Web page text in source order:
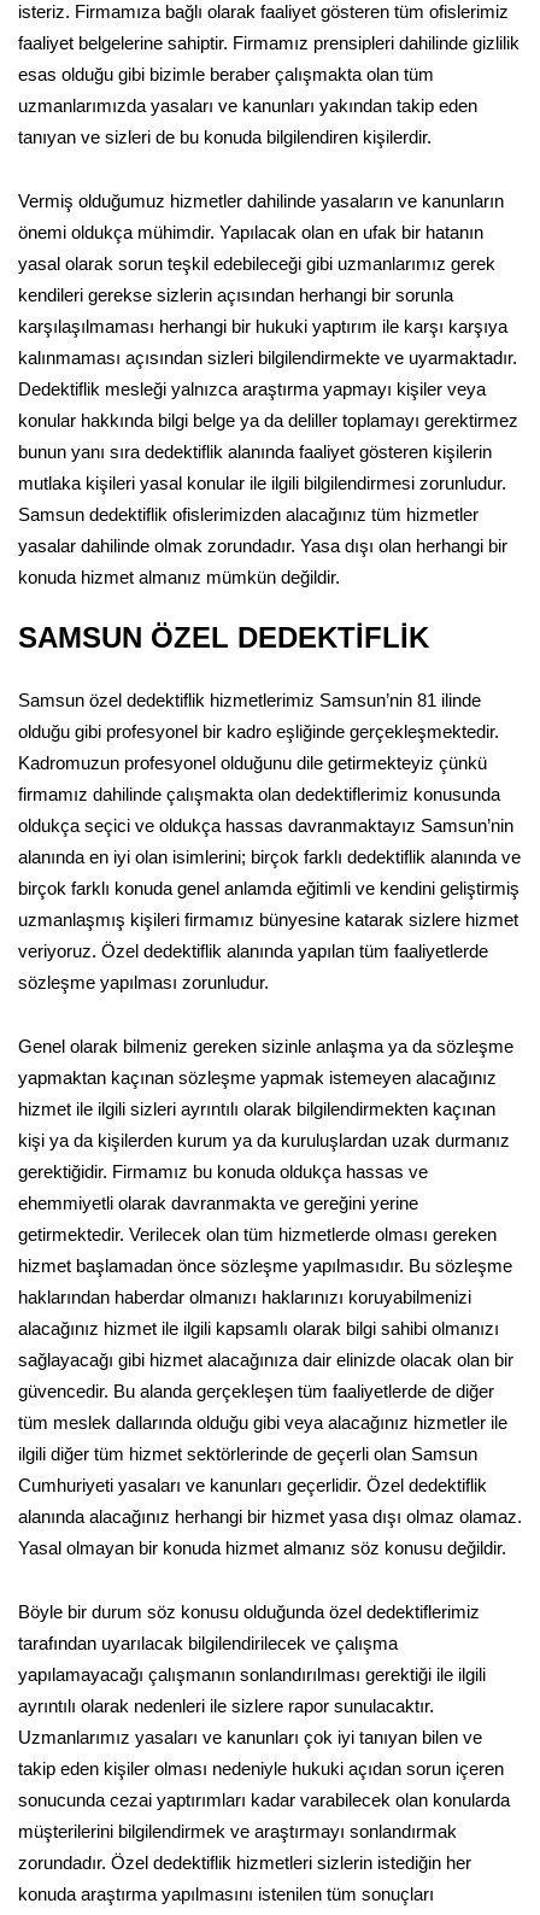
isteriz. Firmamıza bağlı olarak faaliyet gösteren tüm ofislerimiz
faaliyet belgelerine sahiptir. Firmamız prensipleri dahilinde gizlilik
esas olduğu gibi bizimle beraber çalışmakta olan tüm
uzmanlarımızda yasaları ve kanunları yakından takip eden
tanıyan ve sizleri de bu konuda bilgilendiren kişilerdir.
Vermiş olduğumuz hizmetler dahilinde yasaların ve kanunların
önemi oldukça mühimdir. Yapılacak olan en ufak bir hatanın
yasal olarak sorun teşkil edebileceği gibi uzmanlarımız gerek
kendileri gerekse sizlerin açısından herhangi bir sorunla
karşılaşılmaması herhangi bir hukuki yaptırım ile karşı karşıya
kalınmaması açısından sizleri bilgilendirmekte ve uyarmaktadır.
Dedektiflik mesleği yalnızca araştırma yapmayı kişiler veya
konular hakkında bilgi belge ya da deliller toplamayı gerektirmez
bunun yanı sıra dedektiflik alanında faaliyet gösteren kişilerin
mutlaka kişileri yasal konular ile ilgili bilgilendirmesi zorunludur.
Samsun dedektiflik ofislerimizden alacağınız tüm hizmetler
yasalar dahilinde olmak zorundadır. Yasa dışı olan herhangi bir
konuda hizmet almanız mümkün değildir.
SAMSUN ÖZEL DEDEKTİFLİK
Samsun özel dedektiflik hizmetlerimiz Samsun’nin 81 ilinde
olduğu gibi profesyonel bir kadro eşliğinde gerçekleşmektedir.
Kadromuzun profesyonel olduğunu dile getirmekteyiz çünkü
firmamız dahilinde çalışmakta olan dedektiflerimiz konusunda
oldukça seçici ve oldukça hassas davranmaktayız Samsun’nin
alanında en iyi olan isimlerini; birçok farklı dedektiflik alanında ve
birçok farklı konuda genel anlamda eğitimli ve kendini geliştirmiş
uzmanlaşmış kişileri firmamız bünyesine katarak sizlere hizmet
veriyoruz. Özel dedektiflik alanında yapılan tüm faaliyetlerde
sözleşme yapılması zorunludur.
Genel olarak bilmeniz gereken sizinle anlaşma ya da sözleşme
yapmaktan kaçınan sözleşme yapmak istemeyen alacağınız
hizmet ile ilgili sizleri ayrıntılı olarak bilgilendirmekten kaçınan
kişi ya da kişilerden kurum ya da kuruluşlardan uzak durmanız
gerektiğidir. Firmamız bu konuda oldukça hassas ve
ehemmiyetli olarak davranmakta ve gereğini yerine
getirmektedir. Verilecek olan tüm hizmetlerde olması gereken
hizmet başlamadan önce sözleşme yapılmasıdır. Bu sözleşme
haklarından haberdar olmanızı haklarınızı koruyabilmenizi
alacağınız hizmet ile ilgili kapsamlı olarak bilgi sahibi olmanızı
sağlayacağı gibi hizmet alacağınıza dair elinizde olacak olan bir
güvencedir. Bu alanda gerçekleşen tüm faaliyetlerde de diğer
tüm meslek dallarında olduğu gibi veya alacağınız hizmetler ile
ilgili diğer tüm hizmet sektörlerinde de geçerli olan Samsun
Cumhuriyeti yasaları ve kanunları geçerlidir. Özel dedektiflik
alanında alacağınız herhangi bir hizmet yasa dışı olmaz olamaz.
Yasal olmayan bir konuda hizmet almanız söz konusu değildir.
Böyle bir durum söz konusu olduğunda özel dedektiflerimiz
tarafından uyarılacak bilgilendirilecek ve çalışma
yapılamayacağı çalışmanın sonlandırılması gerektiği ile ilgili
ayrıntılı olarak nedenleri ile sizlere rapor sunulacaktır.
Uzmanlarımız yasaları ve kanunları çok iyi tanıyan bilen ve
takip eden kişiler olması nedeniyle hukuki açıdan sorun içeren
sonucunda cezai yaptırımları kadar varabilecek olan konularda
müşterilerini bilgilendirmek ve araştırmayı sonlandırmak
zorundadır. Özel dedektiflik hizmetleri sizlerin istediğin her
konuda araştırma yapılmasını istenilen tüm sonuçları